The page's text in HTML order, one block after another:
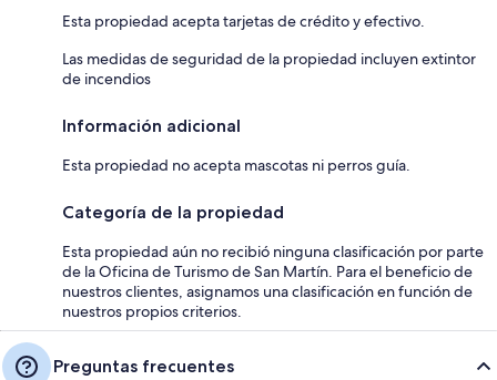
Esta propiedad acepta tarjetas de crédito y efectivo.
Las medidas de seguridad de la propiedad incluyen extintor
de incendios
Información adicional
Esta propiedad no acepta mascotas ni perros guía.
Categoría de la propiedad
Esta propiedad aún no recibió ninguna clasificación por parte
de la Oficina de Turismo de San Martín. Para el beneficio de
nuestros clientes, asignamos una clasificación en función de
nuestros propios criterios.
Preguntas frecuentes